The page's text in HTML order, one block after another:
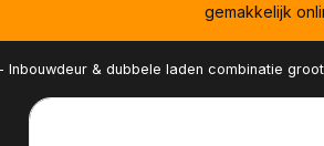
gemakkelijk
Inbouwdeur & dubbele laden combinatie groot